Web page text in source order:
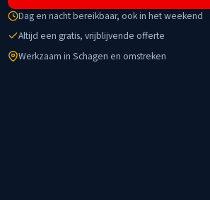
Dag en nacht bereikbaar, ook in het weekend
Altijd een gratis, vrijblijvende offerte
Werkzaam in Schagen en omstreken